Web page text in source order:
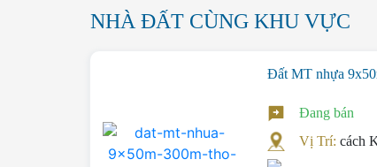
NHÀ ĐẤT CÙNG KHU VỰC
Đất MT nhựa
Đang bán
Vị Trí:cách